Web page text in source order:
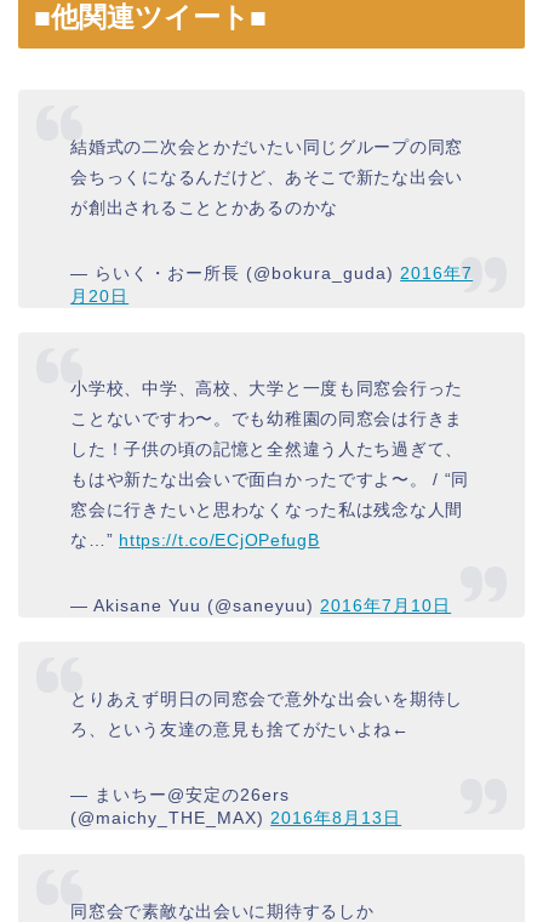
■他関連ツイート■
結婚式の二次会とかだいたい同じグループの同窓
会ちっくになるんだけど、あそこで新たな出会い
が創出されることとかあるのかな
— らいく・おー所長 (@bokura_guda) 2016年7
月20日
小学校、中学、高校、大学と一度も同窓会行った
ことないですわ〜。でも幼稚園の同窓会は行きま
した！子供の頃の記憶と全然違う人たち過ぎて、
もはや新たな出会いで面白かったですよ〜。 / “同
窓会に行きたいと思わなくなった私は残念な人間
な…” https://t.co/ECjOPefugB
— Akisane Yuu (@saneyuu)2016年7月10日
とりあえず明日の同窓会で意外な出会いを期待し
ろ、という友達の意見も捨てがたいよね←
— まいちー@安定の26ers
(@maichy_THE_MAX) 2016年8月13日
同窓会で素敵な出会いに期待するしか